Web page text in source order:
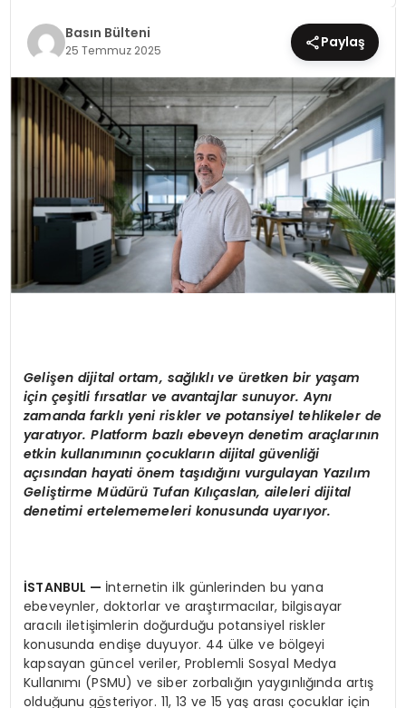
SPOR
EĞİTİM
MAGAZİN
SAĞLIK
YAŞAM
Basın Bülteni
25 Temmuz 2025 Paylaş
Gelişen dijital ortam, sağlıklıve üretken bir yaşam
için çeşitli fırsatlar ve avantajlar sunuyor. Aynı
zamanda farklı yeni riskler ve potansiyel tehlikeler de
yaratıyor. Platform bazlı ebeveyn denetim araçlarının
etkin kullanımının çocukların dijital güvenliği
açısından hayati önem taşıdığını vurgulayan Yazılım
Geliştirme Müdürü Tufan Kılıçaslan, aileleri dijital
denetimi ertelememeleri konusunda uyarıyor.
İSTANBUL — İnternetin ilk günlerinden bu yana
ebeveynler, doktorlar ve araştırmacılar, bilgisayar
aracılı iletişimlerin doğurduğu potansiyel riskler
konusunda endişe duyuyor. 44 ülke ve bölgeyi
kapsayan güncel veriler, Problemli Sosyal Medya
Kullanımı (PSMU) ve siber zorbalığın yaygınlığında artış
olduğunu gösteriyor. 11, 13 ve 15 yaş arası çocuklar için